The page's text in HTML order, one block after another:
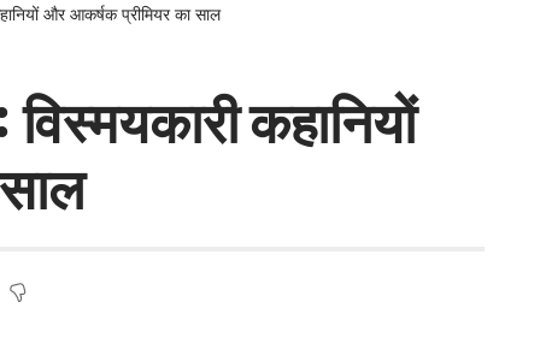
और आकर्षक प्रीमियर का साल
कहानियों